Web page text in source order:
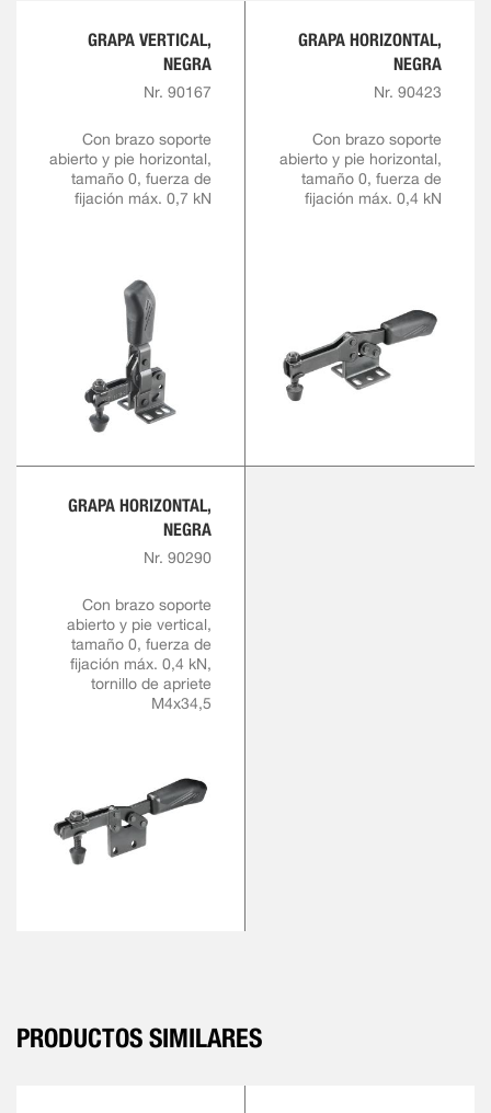
GRAPA VERTICAL,
NEGRA
Nr. 90167
Con brazo soporte
abierto y pie horizontal,
tamaño 0, fuerza de
fijación máx. 0,7 kN
GRAPA HORIZONTAL,
NEGRA
Nr. 90423
Con brazo soporte
abierto y pie horizontal,
tamaño 0, fuerza de
fijación máx. 0,4 kN
GRAPA HORIZONTAL,
NEGRA
Nr. 90290
Con brazo soporte
abierto y pie vertical,
tamaño 0, fuerza de
fijación máx. 0,4 kN,
tornillo de apriete
M4x34,5
PRODUCTOS SIMILARES